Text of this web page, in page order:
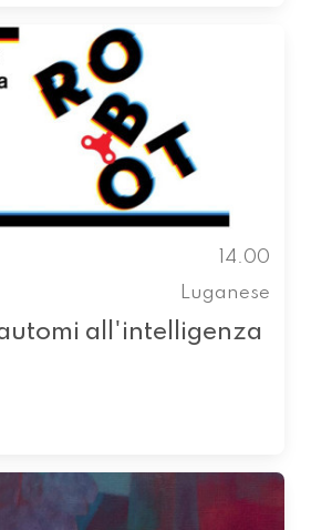
14.00
Luganese
all'intelligenza